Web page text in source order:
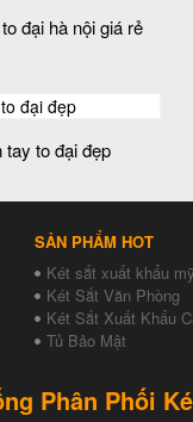
đại hà nội giá rẻ
to đại đẹp
SẢN PHẨM HOT
Két sắt xuất khẩu
Két Sắt Văn Phòng
Két Sắt Xuất Khẩu
Tủ Bảo Mật
Phân Phối